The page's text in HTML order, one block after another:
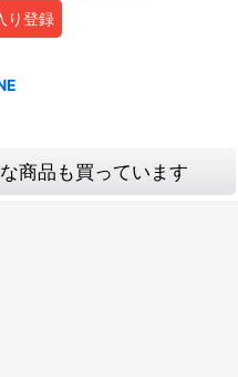
り登録
商品も買っています